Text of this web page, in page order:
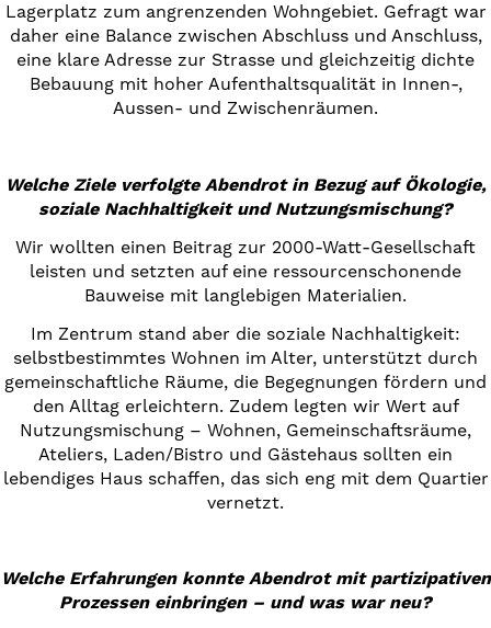
Lagerplatz zum angrenzenden Wohngebiet. Gefragt war
daher eine Balance zwischen Abschluss und Anschluss,
eine klare Adresse zur Strasse und gleichzeitig dichte
Bebauung mit hoher Aufenthaltsqualität in Innen-,
Aussen- und Zwischenräumen.
Welche Ziele verfolgte Abendrot in Bezug auf Ökologie,
soziale Nachhaltigkeit und Nutzungsmischung?
Wir wollten einen Beitrag zur 2000-Watt-Gesellschaft
leisten und setzten auf eine ressourcenschonende
Bauweise mit langlebigen Materialien.
Im Zentrum stand aber die soziale Nachhaltigkeit:
selbstbestimmtes Wohnen im Alter, unterstützt durch
gemeinschaftliche Räume, die Begegnungen fördern und
den Alltag erleichtern. Zudem legten wir Wert auf
Nutzungsmischung – Wohnen, Gemeinschaftsräume,
Ateliers, Laden/Bistro und Gästehaus sollten ein
lebendiges Haus schaffen, das sich eng mit dem Quartier
vernetzt.
Welche Erfahrungen konnte Abendrot mit partizipativen
Prozessen einbringen – und was war neu?